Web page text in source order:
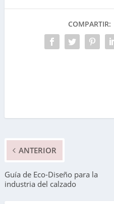
COMPARTIR:
ANTERIOR
Guía de Eco-Diseño para la
industria del calzado